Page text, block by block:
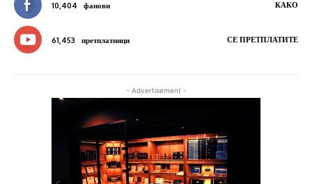
10,404 фанови КАКО
61,453 претплатници СЕ ПРЕТПЛАТИТЕ
- Advertisement -